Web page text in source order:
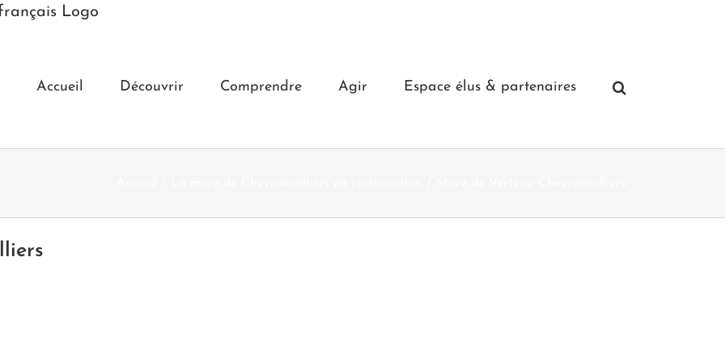
Accueil Découvrir Comprendre Agir Espace élus & partenaires